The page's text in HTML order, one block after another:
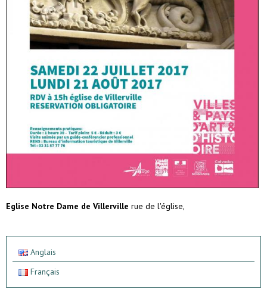
Eglise Notre Dame de Villerville rue de l'église,
Anglais
Français